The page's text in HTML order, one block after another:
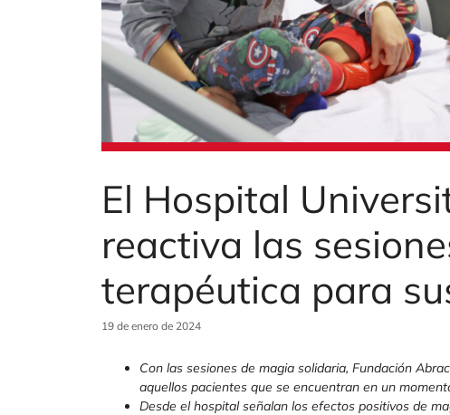
El Hospital
reactiva las
terapéutica para
19 de enero de 2024
Con las sesiones de magia solidaria, Fundación
aquellos pacientes que se encuentran en un
Desde el hospital señalan los efectos positivos de